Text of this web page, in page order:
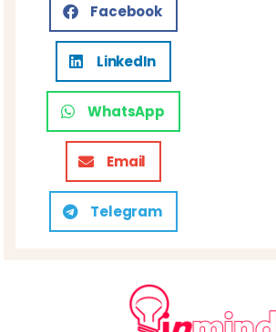
Facebook
LinkedIn
WhatsApp
Email
Telegram